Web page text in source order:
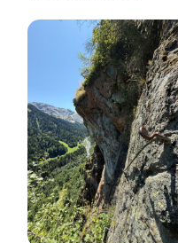
360
°sur
Belledonne,
Lauzière
et
le
massif
des
Grandes